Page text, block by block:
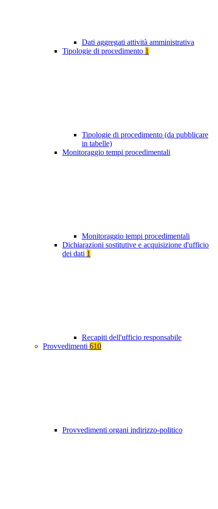
Dati aggregati attività amministrativa
Tipologie di procedimento 1
Tipologie di procedimento (da pubblicare
in tabelle)
Monitoraggio tempi procedimentali
Monitoraggio tempi procedimentali
Dichiarazioni sostitutive e acquisizione d'ufficio
dei dati 1
Recapiti dell'ufficio responsabile
Provvedimenti 610
Provvedimenti organi indirizzo-politico